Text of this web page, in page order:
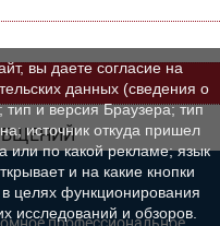
вы даете согласие на
данных (сведения о
и версия Браузера; тип
источник откуда пришел
или по какой рекламе; язык
и на какие кнопки
целях функционирования
исследований и обзоров.